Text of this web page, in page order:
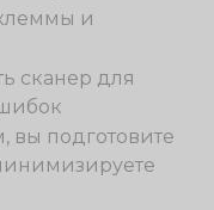
и
сканер для
вы подготовите